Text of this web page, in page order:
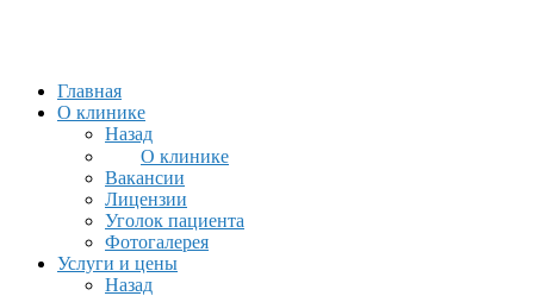
Главная
О клинике
Назад
О клинике
Вакансии
Лицензии
Уголок пациента
Фотогалерея
Услуги и цены
Назад